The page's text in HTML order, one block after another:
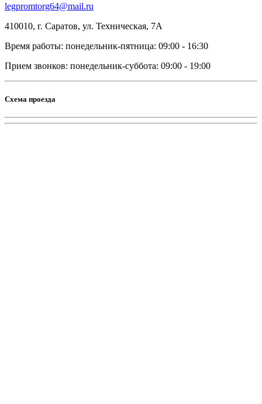
legpromtorg64@mail.ru
410010, г. Саратов, ул. Техническая, 7А
Время работы: понедельник-пятница: 09:00 - 16:30
Прием звонков: понедельник-суббота: 09:00 - 19:00
Схема проезда